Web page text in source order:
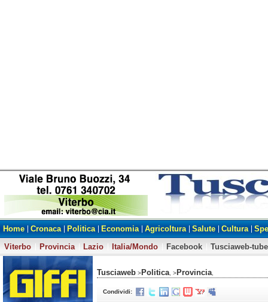
Home Cronaca Politica Economia Agricoltura Salute Cultura
Viterbo
Provincia Lazio Italia/Mondo Facebook Tusciaweb-tube
Tusciaweb >Politica , >Provincia
Condividi: